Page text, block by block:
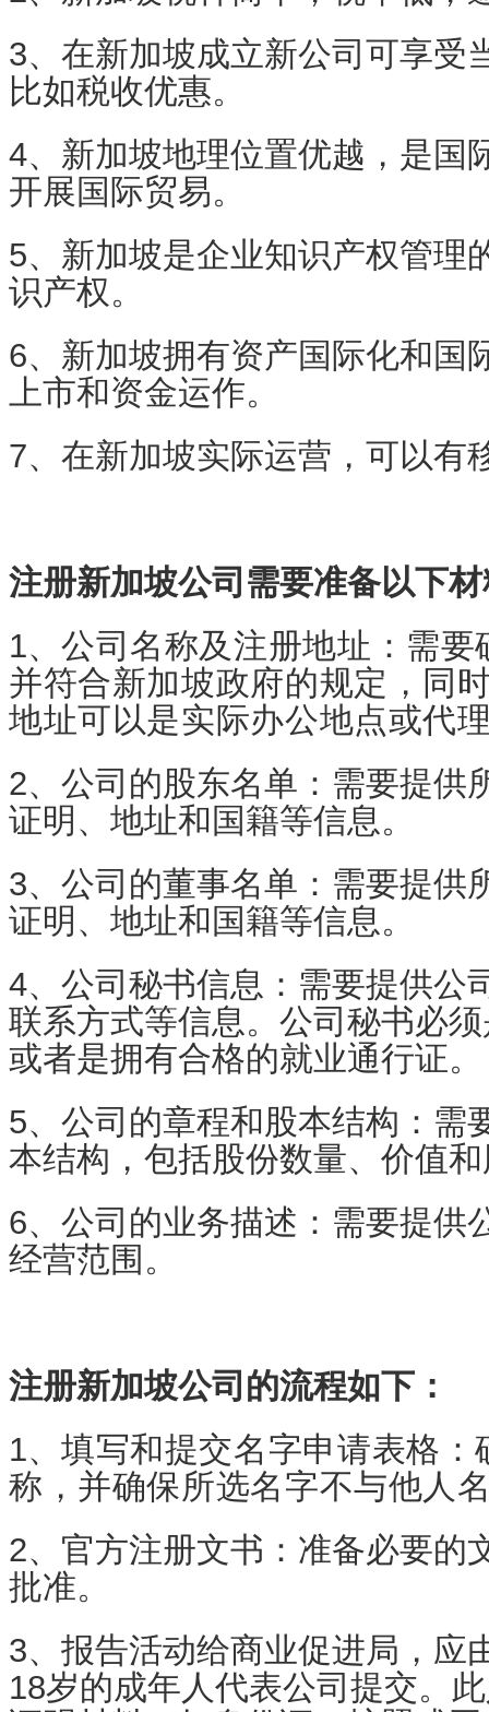
3、在新加坡成立新公司可享受
比如税收优惠。
4、新加坡地理位置优越，是国
开展国际贸易。
5、新加坡是企业知识产权管理
识产权。
6、新加坡拥有资产国际化和国
上市和资金运作。
7、在新加坡实际运营，可以有
注册新加坡公司需要准备以下
1、 公司名称及注册地址：需
并符合新加坡政府的规定，同
地址可以是实际办公地点或代
2、公司的股东名单：需要提供
证明、地址和国籍等信息。
3、公司的董事名单：需要提供
证明、地址和国籍等信息。
4、公司秘书信息：需要提供公
联系方式等信息。公司秘书必
或者是拥有合格的就业通行证。
5、公司的章程和股本结构：需
本结构，包括股份数量、价值
6、公司的业务描述：需要提供
经营范围。
注册新加坡公司的流程如下：
1、 填写和提交名字申请表格
称，并确保所选名字不与他人
2、官方注册文书：准备必要的
批准。
3、报告活动给商业促进局，应
18岁的成年人代表公司提交。